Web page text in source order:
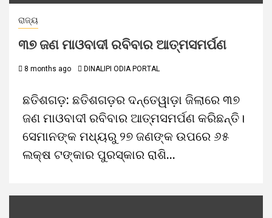
ରାଜ୍ୟ
୩୭ ଜଣ ମାଓବାଦୀ ରବିବାର ଆତ୍ମସମର୍ପଣ
8 months ago DINALIPI ODIA PORTAL
ଛତିଶଗଡ଼: ଛତିଶଗଡ଼ର ଦନ୍ତେୱାଡ଼ା ଜିଲାରେ ୩୭
ଜଣ ମାଓବାଦୀ ରବିବାର ଆତ୍ମସମର୍ପଣ କରିଛନ୍ତି।
ସେମାନଙ୍କ ମଧ୍ୟରୁ ୨୭ ଜଣଙ୍କ ଉପରେ ୬୫
ଲକ୍ଷ ଟଙ୍କାର ପୁରସ୍କାର ରାଶି...